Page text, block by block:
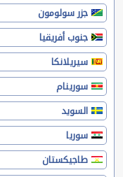
جزر سولومون
جنوب أفريقيا
سيريلانكا
سورينام
السويد
سوريا
طاجيكستان